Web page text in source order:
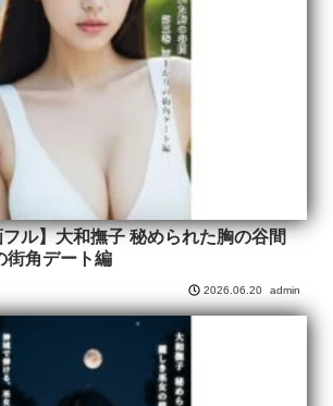
ル】大和撫子 秘められた胸の谷間
街角デート編
2026.06.20 admin